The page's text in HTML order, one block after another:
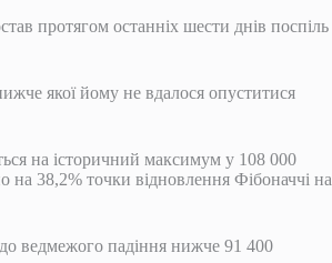
протягом останніх шести днів поспіль
якої йому не вдалося опуститися
на історичний максимум у 108 000
на 38,2% точки відновлення Фібоначчі на
ведмежого падіння нижче 91 400